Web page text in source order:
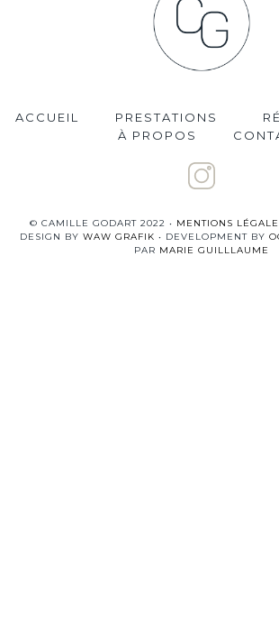
ACCUEIL PRESTATIONS
À PROPOS
© CAMILLE GODART 2022 • MENTIONS
DESIGN BY WAW GRAFIK • DEVELOPMENT BY
PAR MARIE GUILLLAUME